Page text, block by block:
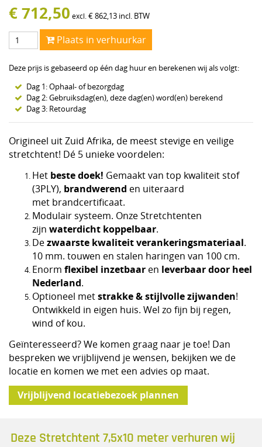
€712,50 excl. €862,13 incl. BTW
Plaats in verhuurkar
Deze prijs is gebaseerd op één dag huur en berekenen wij als volgt:
Dag 1: Ophaal- of bezorgdag
Dag 2: Gebruiksdag(en), deze dag(en) word(en) berekend
Dag 3: Retourdag
Origineel uit Zuid Afrika, de meest stevige en veilige
stretchtent! Dé 5 unieke voordelen:
Het beste doek! Gemaakt van top kwaliteit stof
(3PLY), brandwerend en uiteraard
met brandcertificaat.
Modulair systeem. Onze Stretchtenten
zijn waterdicht koppelbaar.
Dezwaarste kwaliteit verankeringsmateriaal.
10 mm. touwen en stalen haringen van 100 cm.
Enorm flexibel inzetbaaren leverbaar door heel
Nederland.
Optioneel metstrakke & stijlvolle zijwanden!
Ontwikkeld in eigen huis. Wel zo fijn bij regen,
wind of kou.
Geïnteresseerd? We komen graag naar je toe! Dan
bespreken we vrijblijvend je wensen, bekijken we de
locatie en komen we met een advies op maat.
Vrijblijvend locatiebezoek plannen
Deze Stretchtent 7,5x10 meter verhuren wij